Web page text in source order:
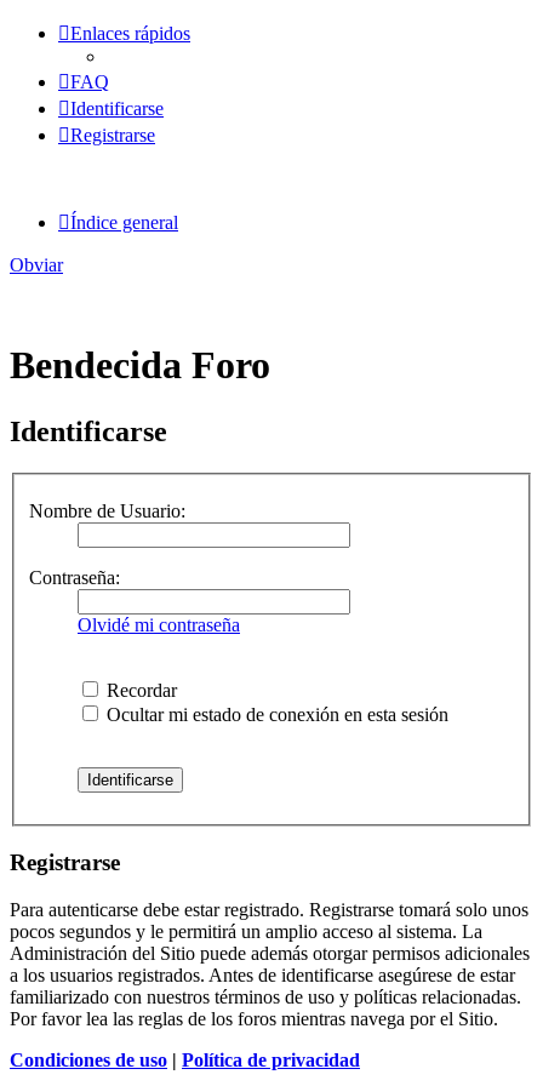
Enlaces rápidos
FAQ
Identificarse
Registrarse
Índice general
Obviar
Bendecida Foro
Identificarse
Nombre de Usuario:
Contraseña:
Olvidé mi contraseña
Recordar
Ocultar mi estado de conexión en esta sesión
Registrarse
Para autenticarse debe estar registrado. Registrarse tomará solo unos
pocos segundos y le permitirá un amplio acceso al sistema. La
Administración del Sitio puede además otorgar permisos adicionales
a los usuarios registrados. Antes de identificarse asegúrese de estar
familiarizado con nuestros términos de uso y políticas relacionadas.
Por favor lea las reglas de los foros mientras navega por el Sitio.
Condiciones de uso | Política de privacidad